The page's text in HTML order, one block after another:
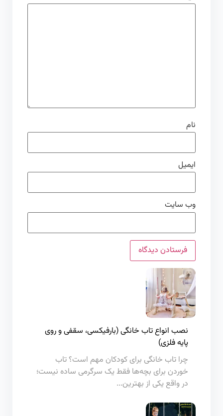
وب‌ سایت
نصب انواع تاب خانگی (بارفیکسی، سقفی و روی
پایه فلزی)
چرا تاب خانگی برای کودکان مهم است؟ تاب
خوردن برای بچه‌ها فقط یک سرگرمی ساده نیست؛
در واقع یکی از بهترین...